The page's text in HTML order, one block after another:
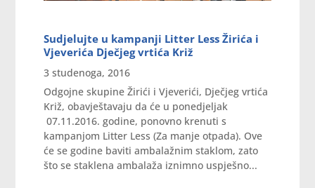
Sudjelujte u kampanji Litter Less Žirića i
Vjeverića Dječjeg vrtića Križ
3 studenoga, 2016
Odgojne skupine Žirići i Vjeverići, Dječjeg vrtića
Križ, obavještavaju da će u ponedjeljak
07.11.2016. godine, ponovno krenuti s
kampanjom Litter Less (Za manje otpada). Ove
će se godine baviti ambalažnim staklom, zato
što se staklena ambalaža iznimno uspješno...